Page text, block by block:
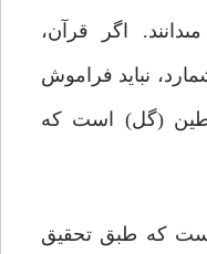
اگر قرآن،
نباید فراموش
طین (گل) است که
که طبق تحقیق